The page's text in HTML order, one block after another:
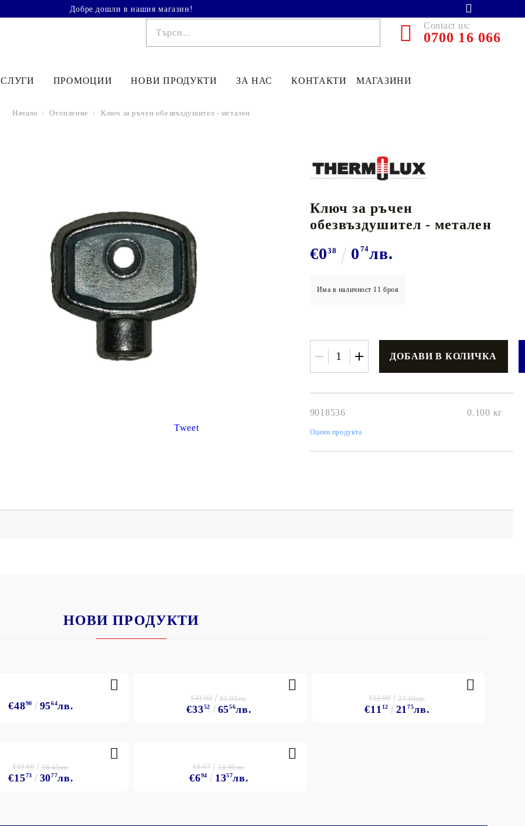
Добре дошли в нашия магазин!
Contact us:
0700 16 066
ПРОМОЦИИ НОВИ ПРОДУКТИ
лв. €33 52
€41.90
€1112 2175лв.
€13.90
ЗА НАС КОНТАКТИ МАГАЗИНИ
Начало Отопление Ключ за ръчен обезвъздушител - метален
Tweet
Ключ за ръчен
обезвъздушител - метален
€038 0 74лв.
Има в наличност 11 броя
9018536 0.100 кг
Оцени продукта
НОВИ ПРОДУКТИ
€4890 9564лв. €3352 6556лв.
€41.90 81.95лв.
€11 12 2175лв.
€13.90 27.19лв.
€1573 3077лв.
€19.66 38.45лв.
€694 1357лв.
€8.67 16.96лв.